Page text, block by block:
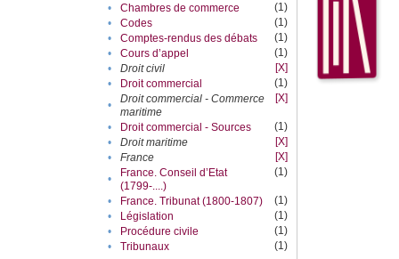
•
Chambres de commerce
(1)
•
Codes
(1)
•
Comptes-rendus des débats
(1)
•
Cours d’appel
(1)
•
Droit civil
[X]
•
Droit commercial
(1)
•
Droit commercial - Commerce
maritime
[X]
• Droit commercial - Sources
(1)
•
Droit maritime
[X]
•
France
[X]
•
France. Conseil d’Etat
(1799-....)
(1)
• France. Tribunat (1800-1807)
(1)
•
Législation
(1)
•
Procédure civile
(1)
•
Tribunaux
(1)